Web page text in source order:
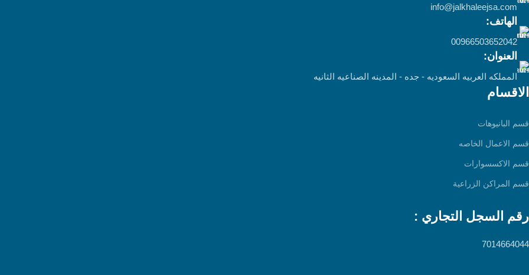
info@jalkhaleejsa.com
الهاتف:
00966503652042
العنوان:
المملكه العربيه السعوديه - جده - المدينه الصناعيه الثانيه
الاقسام
قسم البانيوهات
قسم الاعمال الخاصه
قسم الاكسسوارات
قسم المراكن الزراعية
رقم السجل التجاري :
7014664044